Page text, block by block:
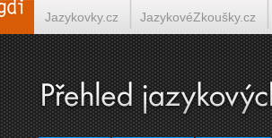
Jazykovky.cz JazykovéZkoušky.cz
Španělština on-line Italština on-line